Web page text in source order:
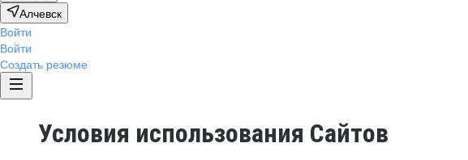
Алчевск
Войти
Войти
Создать резюме
Условия использования Сайтов